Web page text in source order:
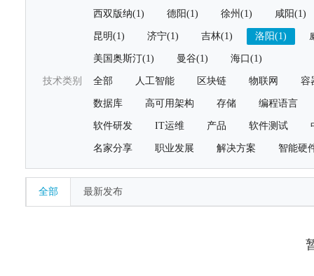
西双版纳(1) 德阳(1) 徐州(1) 咸阳(1)
昆明(1) 济宁(1) 吉林(1) 洛阳(1)
美国奥斯汀(1) 曼谷(1) 海口(1)
技术类别 全部 人工智能 区块链 物联网 容
数据库 高可用架构 存储 编程语言
软件研发 IT运维 产品 软件测试
名家分享 职业发展 解决方案 智能硬
全部 最新发布